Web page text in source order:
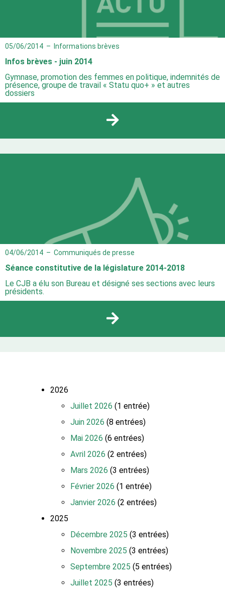
05/06/2014 – Informations brèves
Infos brèves - juin 2014
Gymnase, promotion des femmes en politique, indemnités de
présence, groupe de travail « Statu quo+ » et autres
dossiers
04/06/2014 – Communiqués de presse
Séance constitutive de la législature 2014-2018
Le CJB a élu son Bureau et désigné ses sections avec leurs
présidents.
2026
Juillet 2026 (1 entrée)
Juin 2026 (8 entrées)
Mai 2026 (6 entrées)
Avril 2026 (2 entrées)
Mars 2026 (3 entrées)
Février 2026 (1 entrée)
Janvier 2026 (2 entrées)
2025
Décembre 2025 (3 entrées)
Novembre 2025 (3 entrées)
Septembre 2025 (5 entrées)
Juillet 2025 (3 entrées)